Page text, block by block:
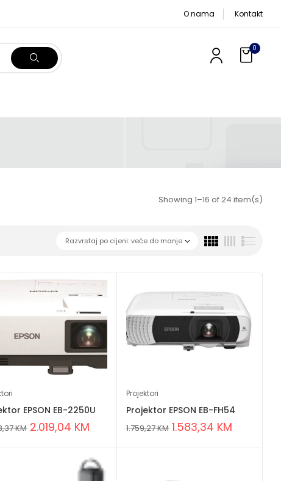
O nama Kontakt
0
Showing 1–16 of 24 item(s)
Razvrstaj po cijeni: veće do manje
EPSON EB-2250U
KM 2.019,04 KM
Projektori
Projektor EPSON EB-FH54
1.759,27KM 1.583,34 KM